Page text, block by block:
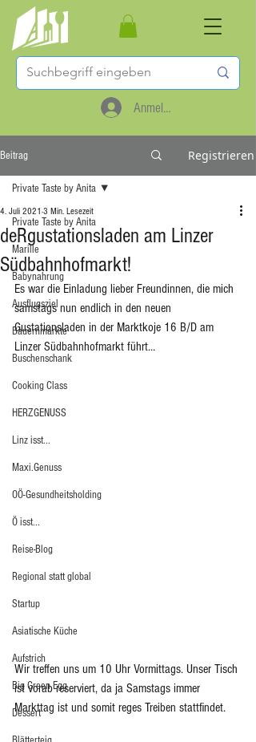
Anmelden
Beitrag Registrieren
Private Taste by Anita
Marille
Babynahrung
Ausflugsziel
Bauernmärkte
Buschenschank
Cooking Class
HERZGENUSS
Linz isst...
Maxi.Genuss
OÖ-Gesundheitsholding
Ö isst...
Reise-Blog
Regional statt global
Startup
Asiatische Küche
Aufstrich
Big Green Egg
Dessert
Private Taste by Anita
deRgustationsladen am Linzer
Südbahnhofmarkt!
4. Juli 2021 3 Min. Lesezeit
Es war die Einladung lieber Freundinnen, die mich
samstags nun endlich in den neuen
Gustationsladen in der Marktkoje 16 B/D am
Linzer Südbahnhofmarkt führt…
Wir treffen uns um 10 Uhr Vormittags. Unser Tisch
ist vorab reserviert, da ja Samstags immer
Markttag ist und somit reges Treiben stattfindet.